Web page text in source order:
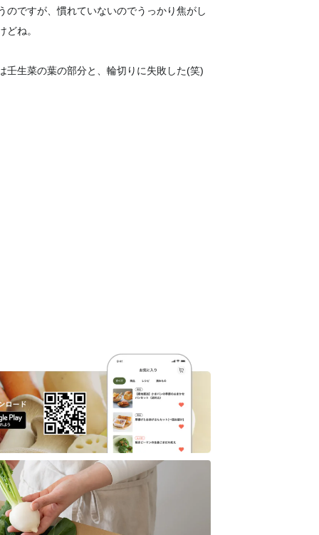
ですが、慣れていないのでうっかり焦がし
ね。
壬生菜の葉の部分と、輪切りに失敗した(笑)